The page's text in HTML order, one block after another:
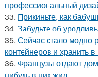
профессиональный
33. Прикиньте, как
34. Забудьте об
35. Сейчас стало модно
контейнеров и хранить
36. Французы отдают